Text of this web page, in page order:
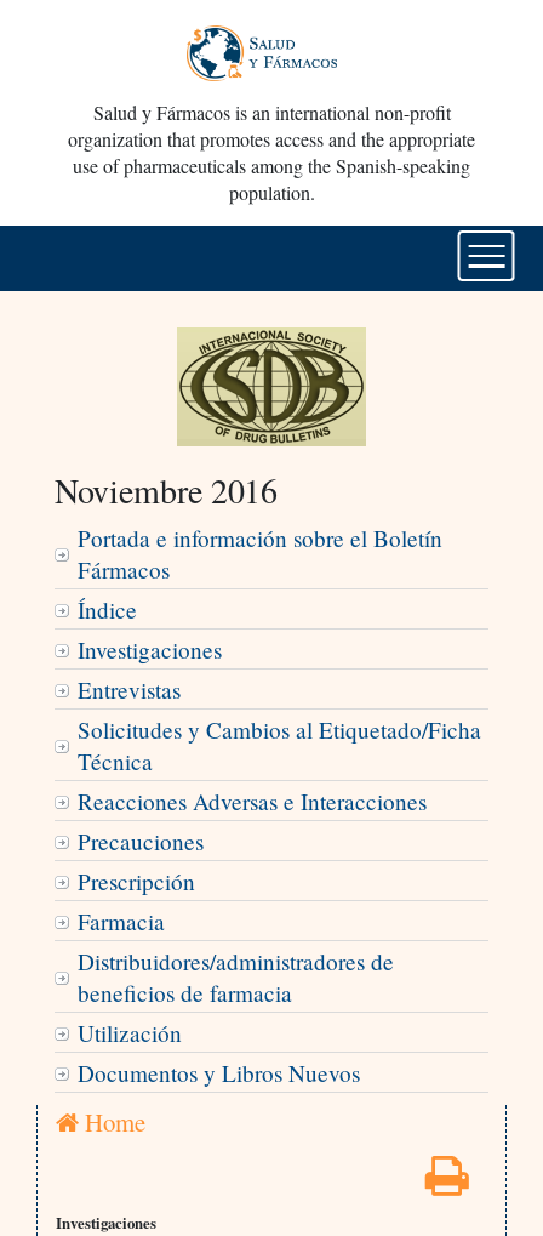
Salud y Fármacos is an international non-profit
organization that promotes access and the appropriate
use of pharmaceuticals among the Spanish-speaking
population.
Noviembre 2016
Portada e información sobre el Boletín
Fármacos
Índice
Investigaciones
Entrevistas
Solicitudes y Cambios al Etiquetado/Ficha
Técnica
Reacciones Adversas e Interacciones
Precauciones
Prescripción
Farmacia
Distribuidores/administradores de
beneficios de farmacia
Utilización
Documentos y Libros Nuevos
Home
Investigaciones